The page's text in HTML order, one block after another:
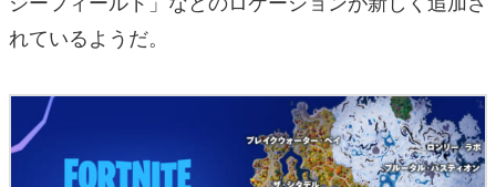
れているようだ。